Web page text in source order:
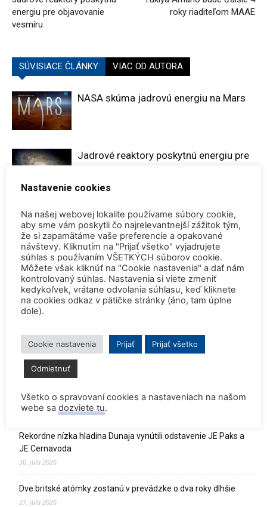
energiu pre objavovanie
vesmíru
roky riaditeľom MAAE
SÚVISIACE ČLÁNKY VIAC OD AUTORA
NASA skúma jadrovú energiu na Mars
Jadrové reaktory poskytnú energiu pre
3,382 fanúšikov
Konferencia QEM 2026
4. augusta 2026
Safety is our highest priority! (Pocta admirálovi Rickoverovi)
30. júla 2026
Rekordne nízka hladina Dunaja vynútili odstavenie JE Paks a
JE Cernavoda
30. júla 2026
Dve britské atómky zostanú v prevádzke o dva roky dlhšie
27. júla 2026
Nastavenie cookies
Na našej webovej lokalite používame súbory cookie,
aby sme vám poskytli čo najrelevantnejší zážitok tým,
že si zapamätáme vaše preferencie a opakované
návštevy. Kliknutím na "Prijať všetko" vyjadrujete
súhlas s používaním VŠETKÝCH súborov cookie.
Môžete však kliknúť na "Cookie nastavenia" a dať nám
kontrolovaný súhlas. Nastavenia si viete zmeniť
kedykoľvek, vrátane odvolania súhlasu, keď kliknete
na cookies odkaz v pätičke stránky (áno, tam úplne
dole).
Cookie nastavenia Prijať Prijať všetko
Odmietnuť
Všetko o spravovaní cookies a nastaveniach na našom
webe sa dozviete tu.